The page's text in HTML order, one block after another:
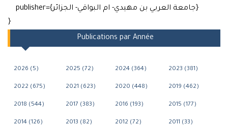
publisher={جامعة العربي بن مهيدي- ام البواقي- الجزائر}
}
Publications par Année
2026 (5) 2025 (72) 2024 (364) 2023 (381)
2022 (675) 2021 (623) 2020 (448) 2019 (462)
2018 (544) 2017 (383) 2016 (193) 2015 (177)
2014 (126) 2013 (82) 2012 (72) 2011 (33)